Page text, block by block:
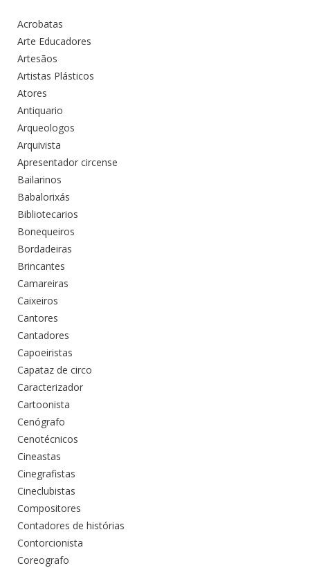
Acrobatas
Arte Educadores
Artesãos
Artistas Plásticos
Atores
Antiquario
Arqueologos
Arquivista
Apresentador circense
Bailarinos
Babalorixás
Bibliotecarios
Bonequeiros
Bordadeiras
Brincantes
Camareiras
Caixeiros
Cantores
Cantadores
Capoeiristas
Capataz de circo
Caracterizador
Cartoonista
Cenógrafo
Cenotécnicos
Cineastas
Cinegrafistas
Cineclubistas
Compositores
Contadores de histórias
Contorcionista
Coreografo